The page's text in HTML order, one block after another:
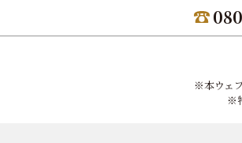
※本ウェ
※